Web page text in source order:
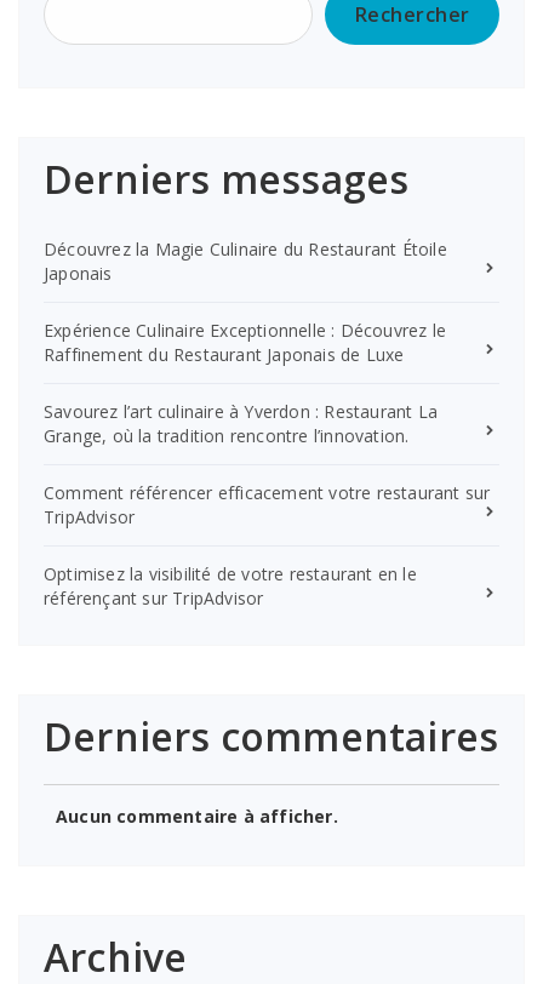
Rechercher
Derniers messages
Découvrez la Magie Culinaire du Restaurant Étoile
Japonais
Expérience Culinaire Exceptionnelle : Découvrez le
Raffinement du Restaurant Japonais de Luxe
Savourez l’art culinaire à Yverdon : Restaurant La
Grange, où la tradition rencontre l’innovation.
Comment référencer efficacement votre restaurant sur
TripAdvisor
Optimisez la visibilité de votre restaurant en le
référençant sur TripAdvisor
Derniers commentaires
Aucun commentaire à afficher.
Archive